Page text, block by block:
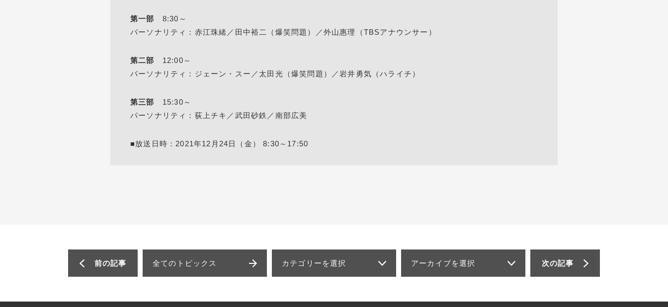
第一部 8:30～
パーソナリティ：赤江珠緒／田中裕二（爆笑問題）／外山惠理（TBSアナウンサー）
第二部 12:00～
パーソナリティ：ジェーン・スー／太田光（爆笑問題）／岩井勇気（ハライチ）
第三部 15:30～
パーソナリティ：荻上チキ／武田砂鉄／南部広美
■放送日時：2021年12月24日（金） 8:30～17:50
前の記事 次の記事
全てのトピックス カテゴリーを選択 アーカイブを選択